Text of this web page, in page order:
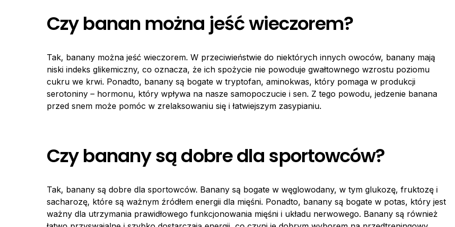
Czy banan można jeść wieczorem?
Tak, banany można jeść wieczorem. W przeciwieństwie do niektórych innych owoców, banany mają
niski indeks glikemiczny, co oznacza, że ich spożycie nie powoduje gwałtownego wzrostu poziomu
cukru we krwi. Ponadto, banany są bogate w tryptofan, aminokwas, który pomaga w produkcji
serotoniny – hormonu, który wpływa na nasze samopoczucie i sen. Z tego powodu, jedzenie banana
przed snem może pomóc w zrelaksowaniu się i łatwiejszym zasypianiu.
Czy banany są dobre dla sportowców?
Tak, banany są dobre dla sportowców. Banany są bogate w węglowodany, w tym glukozę, fruktozę i
sacharozę, które są ważnym źródłem energii dla mięśni. Ponadto, banany są bogate w potas, który jest
ważny dla utrzymania prawidłowego funkcjonowania mięśni i układu nerwowego. Banany są również